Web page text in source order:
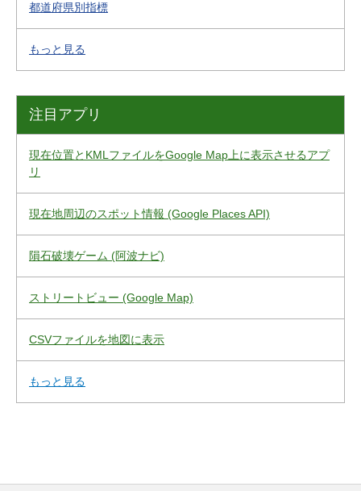
都道府県別指標
もっと見る
注目アプリ
現在位置とKMLファイルをGoogle Map上に表示させるアプ
リ
現在地周辺のスポット情報 (Google Places API)
隕石破壊ゲーム (阿波ナビ)
ストリートビュー (Google Map)
CSVファイルを地図に表示
もっと見る